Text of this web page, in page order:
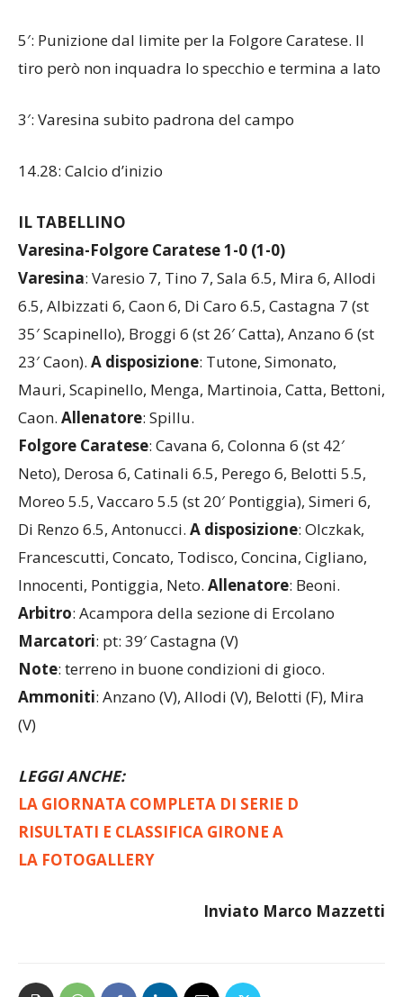
5′: Punizione dal limite per la Folgore Caratese. Il
tiro però non inquadra lo specchio e termina a lato
3′: Varesina subito padrona del campo
14.28: Calcio d’inizio
IL TABELLINO
Varesina-Folgore Caratese 1-0 (1-0)
Varesina: Varesio 7, Tino 7, Sala 6.5, Mira 6, Allodi
6.5, Albizzati 6, Caon 6, Di Caro 6.5, Castagna 7 (st
35′ Scapinello), Broggi 6 (st 26′ Catta), Anzano 6 (st
23′ Caon). A disposizione: Tutone, Simonato,
Mauri, Scapinello, Menga, Martinoia, Catta, Bettoni,
Caon. Allenatore: Spillu.
Folgore Caratese: Cavana 6, Colonna 6 (st 42′
Neto), Derosa 6, Catinali 6.5, Perego 6, Belotti 5.5,
Moreo 5.5, Vaccaro 5.5 (st 20′ Pontiggia), Simeri 6,
Di Renzo 6.5, Antonucci. A disposizione: Olczkak,
Francescutti, Concato, Todisco, Concina, Cigliano,
Innocenti, Pontiggia, Neto. Allenatore: Beoni.
Arbitro: Acampora della sezione di Ercolano
Marcatori: pt: 39′ Castagna (V)
Note: terreno in buone condizioni di gioco.
Ammoniti: Anzano (V), Allodi (V), Belotti (F), Mira
(V)
LEGGI ANCHE:
LA GIORNATA COMPLETA DI SERIE D
RISULTATI E CLASSIFICA GIRONE A
LA FOTOGALLERY
Inviato Marco Mazzetti